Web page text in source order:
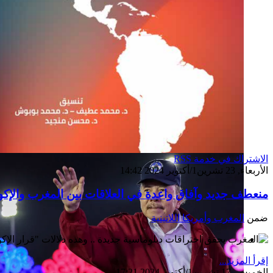
إصدار جديد
الاشتراك في خدمة RSS
الأربعاء, 23 تشرين1/أكتوير 2024 14:42
منعطف جديد وآفاق واعدة في العلاقات بين المغرب
ضمن المغرب وأمريكا اللاتينية
إقرأ المزيد...